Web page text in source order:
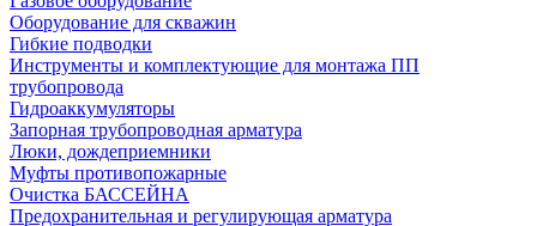
Оборудование для скважин
Гибкие подводки
Инструменты и комплектующие для монтажа ПП
трубопровода
Гидроаккумуляторы
Запорная трубопроводная арматура
Люки, дождеприемники
Муфты противопожарные
Очистка БАССЕЙНА
Предохранительная и регулирующая арматура